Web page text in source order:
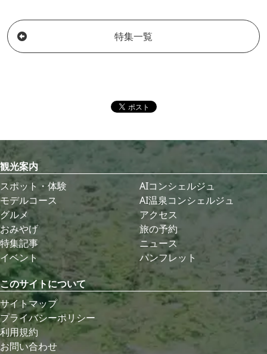
特集一覧
観光案内
スポット・体験
モデルコース
グルメ
おみやげ
特集記事
イベント
AIコンシェルジュ
AI温泉コンシェルジュ
アクセス
旅の予約
ニュース
パンフレット
このサイトについて
サイトマップ
プライバシーポリシー
利用規約
お問い合わせ